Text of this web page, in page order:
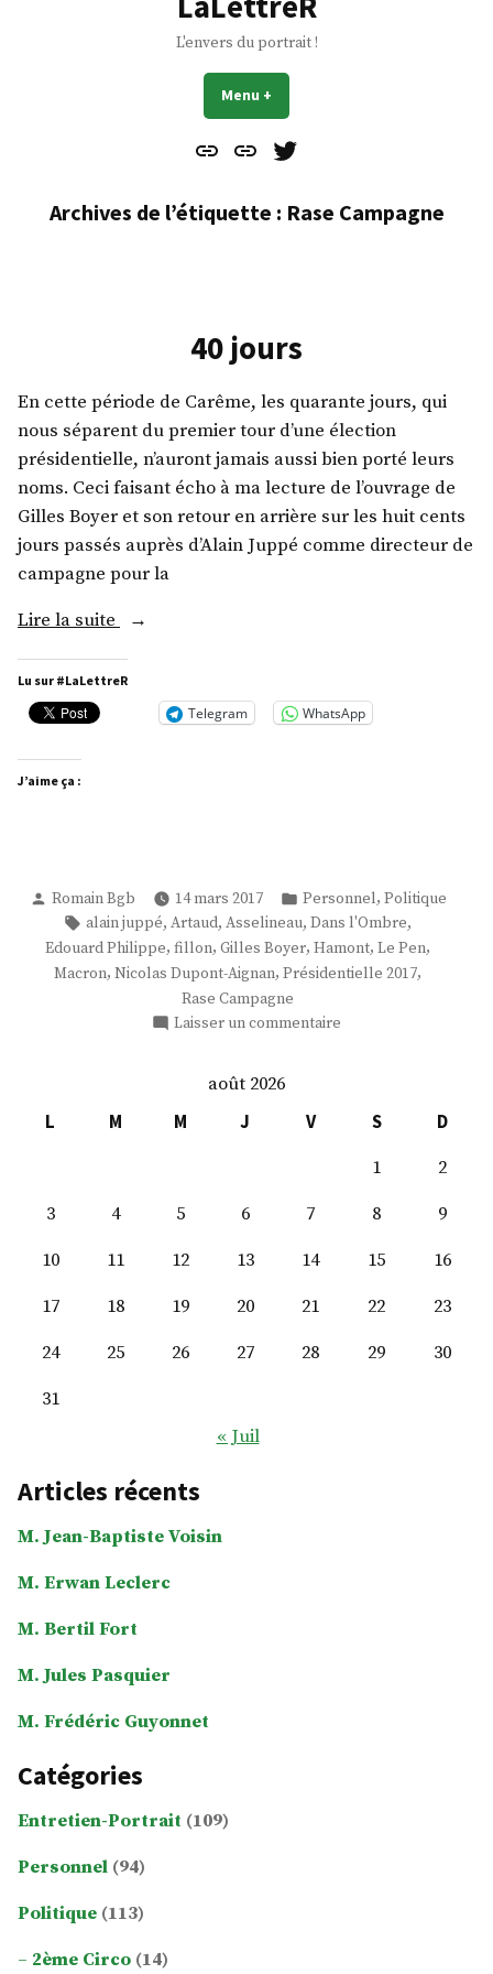
L'envers du portrait !
Menu +
Contact
À
Mes
Archives de l’étiquette : Rase Campagne
40 jours
En cette période de Carême, les quarante jours, qui
nous séparent du premier tour d’une élection
présidentielle, n’auront jamais aussi bien porté leurs
noms. Ceci faisant écho à ma lecture de l’ouvrage de
Gilles Boyer et son retour en arrière sur les huit cents
jours passés auprès d’Alain Juppé comme directeur de
campagne pour la
Lire la suite
« 40
Lu sur #LaLettreR
Telegram WhatsApp
J’aime ça :
Publié
par
Romain Bgb 14 mars 2017
Publié
dans
Personnel, Politique
Étiquettes :
alain juppé, Artaud, Asselineau, Dans l'Ombre,
Edouard Philippe, fillon, Gilles Boyer, Hamont, Le Pen,
Macron, Nicolas Dupont-Aignan, Présidentielle 2017,
Rase Campagne
Laisser un commentaire
août 2026
L
M M J V S
D
1
2
3
4 5 6 7 8
9
10
11 12 13 14 15
16
17
18 19 20 21 22
23
24
25 26 27 28 29
30
31
« Juil
Articles récents
M. Jean-Baptiste Voisin
M. Erwan Leclerc
M. Bertil Fort
M. Jules Pasquier
M. Frédéric Guyonnet
Catégories
Entretien-Portrait (109)
Personnel (94)
Politique (113)
2ème Circo (14)